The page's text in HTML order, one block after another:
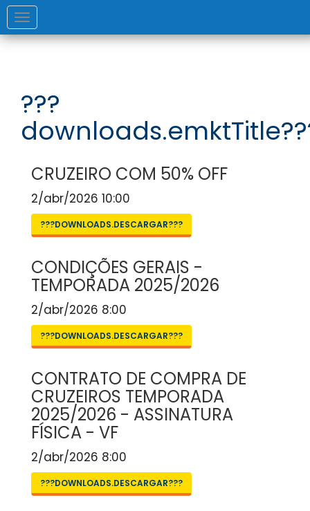
Toggle
navigation
???
CRUZEIRO COM 50% OFF
2/abr/2026 10:00
???DOWNLOADS.DESCARGAR???
CONDIÇÕES GERAIS -
TEMPORADA 2025/2026
2/abr/2026 8:00
???DOWNLOADS.DESCARGAR???
CONTRATO DE COMPRA DE
CRUZEIROS TEMPORADA
2025/2026 - ASSINATURA
FÍSICA - VF
2/abr/2026 8:00
???DOWNLOADS.DESCARGAR???